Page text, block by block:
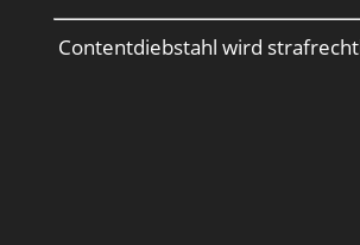
Contentdiebstahl wird